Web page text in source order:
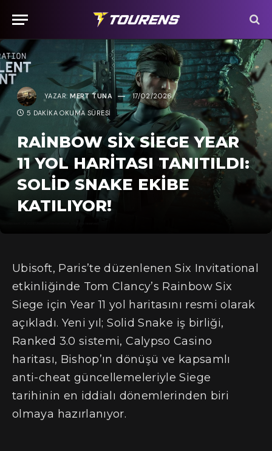
YAZAR: MERT TUNA 17/02/2026
5 DAKIKA OKUMA SÜRESI
RAINBOW SIX SIEGE YEAR
11 YOL HARITASI TANITILDI:
SOLID SNAKE EKIBE
KATILIYOR!
Ubisoft, Paris’te düzenlenen Six Invitational
etkinliğinde Tom Clancy’s Rainbow Six
Siege için Year 11 yol haritasını resmi olarak
açıkladı. Yeni yıl; Solid Snake iş birliği,
Ranked 3.0 sistemi, Calypso Casino
haritası, Bishop’ın dönüşü ve kapsamlı
anti-cheat güncellemeleriyle Siege
tarihinin en iddialı dönemlerinden biri
olmaya hazırlanıyor.